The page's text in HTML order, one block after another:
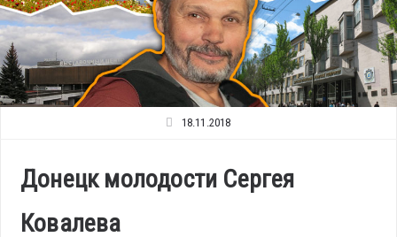
18.11.2018
Донецк молодости Сергея
Ковалева